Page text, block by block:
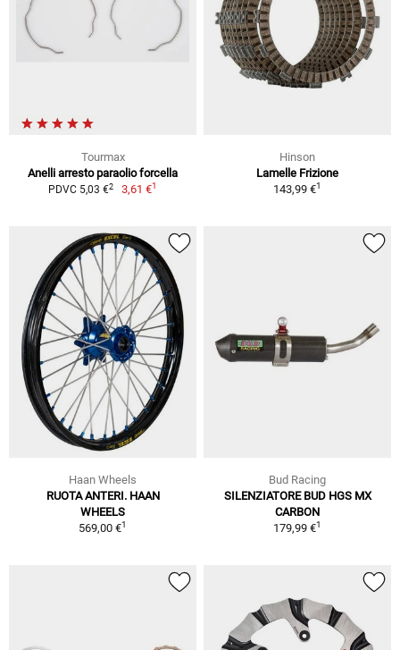
Tourmax
Anelli arresto paraolio forcella
PDVC 5,03 €2 3,61 €1
Hinson
Lamelle Frizione
143,99 €1
Haan Wheels
RUOTA ANTERI. HAAN
WHEELS
569,00 €1
Bud Racing
SILENZIATORE BUD HGS MX
CARBON
179,99 €1